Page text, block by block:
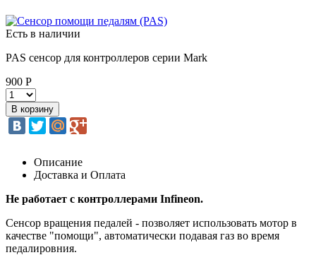
Есть в наличии
PAS сенсор для контроллеров серии Mark
900 Р
Описание
Доставка и Оплата
Не работает с контроллерами Infineon.
Сенсор вращения педалей - позволяет использовать мотор в
качестве "помощи", автоматически подавая газ во время
педалировния.